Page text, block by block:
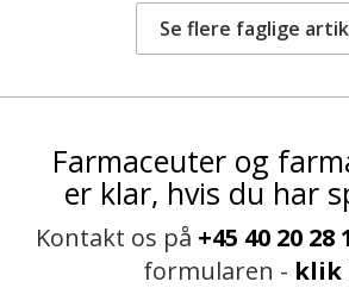
Se flere faglige
Farmaceuter og
er klar, hvis du har
Kontakt os på +45 40 20 28
formularen - klik